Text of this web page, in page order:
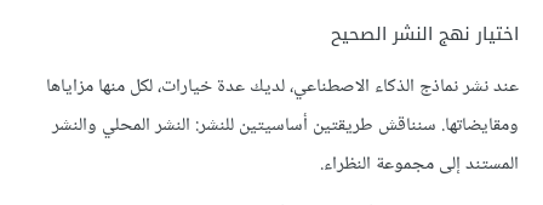
اختيار نهج النشر الصحيح
عند نشر نماذج الذكاء الاصطناعي، لديك عدة خيارات، لكل منها مزاياها
ومقايضاتها. سنناقش طريقتين أساسيتين للنشر: النشر المحلي والنشر
المستند إلى مجموعة النظراء.